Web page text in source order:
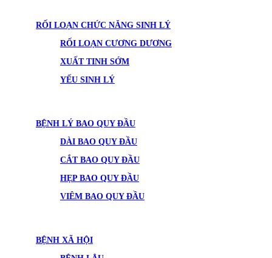
RỐI LOẠN CHỨC NĂNG SINH LÝ
RỐI LOẠN CƯƠNG DƯƠNG
XUẤT TINH SỚM
YẾU SINH LÝ
BỆNH LÝ BAO QUY ĐẦU
DÀI BAO QUY ĐẦU
CẮT BAO QUY ĐẦU
HẸP BAO QUY ĐẦU
VIÊM BAO QUY ĐẦU
BỆNH XÃ HỘI